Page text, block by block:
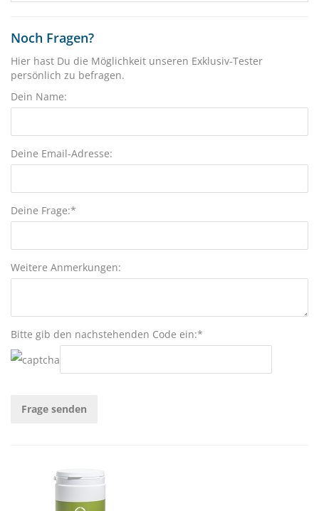
Noch Fragen?
Hier hast Du die Möglichkeit unseren Exklusiv-Tester
persönlich zu befragen.
Dein Name:
Deine Email-Adresse:
Deine Frage:*
Weitere Anmerkungen:
Bitte gib den nachstehenden Code ein:*
Frage senden